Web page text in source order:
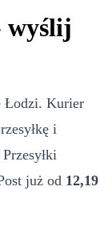
wyślij
Łodzi. Kurier
i
już od 12,19